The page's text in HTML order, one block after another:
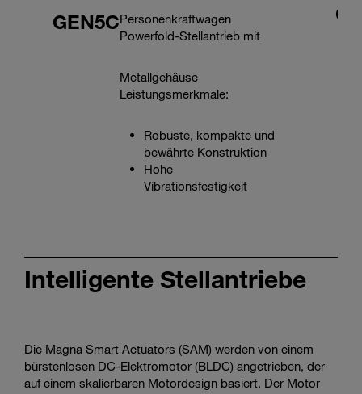
GEN5CPersonenkraftwagen
Powerfold-Stellantrieb mit
Metallgehäuse
Leistungsmerkmale:
Robuste, kompakte und
bewährte Konstruktion
Hohe
Vibrationsfestigkeit
Intelligente Stellantriebe
Die Magna Smart Actuators (SAM) werden von einem
bürstenlosen DC-Elektromotor (BLDC) angetrieben, der
auf einem skalierbaren Motordesign basiert. Der Motor